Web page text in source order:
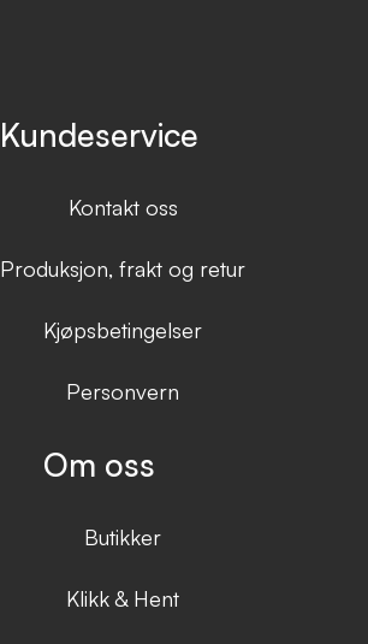
Kundeservice
Kontakt oss
Produksjon, frakt og retur
Kjøpsbetingelser
Personvern
Om oss
Butikker
Klikk & Hent